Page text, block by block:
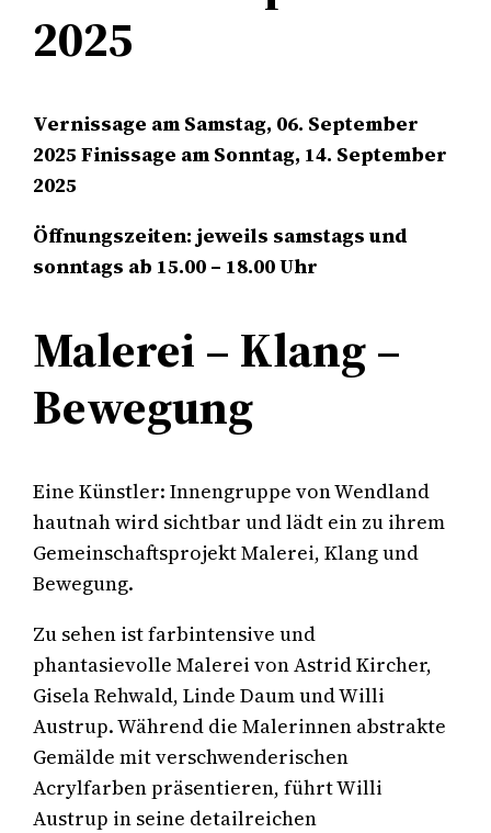
2025
Vernissage am Samstag, 06. September
2025Finissage am Sonntag, 14. September
2025
Öffnungszeiten: jeweils samstags und
sonntags ab 15.00 – 18.00 Uhr
Malerei – Klang –
Bewegung
Eine Künstler: Innengruppe von Wendland
hautnah wird sichtbar und lädt ein zu ihrem
Gemeinschaftsprojekt Malerei, Klang und
Bewegung.
Zu sehen ist farbintensive und
phantasievolle Malerei von Astrid Kircher,
Gisela Rehwald, Linde Daum und Willi
Austrup. Während die Malerinnen abstrakte
Gemälde mit verschwenderischen
Acrylfarben präsentieren, führt Willi
Austrup in seine detailreichen